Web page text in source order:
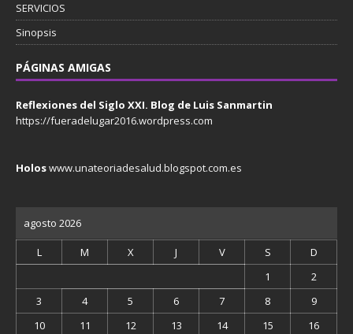
SERVICIOS
Sinopsis
PÁGINAS AMIGAS
Reflexiones del Siglo XXI. Blog de Luis Sanmartin
https://fueradelugar2016.wordpress.com
Holoswww.unateoriadesalud.blogspot.com.es
agosto 2026
L M X J V S
D
1
2
3
4 5 6 7 8
9
10
11 12 13 14 15 16